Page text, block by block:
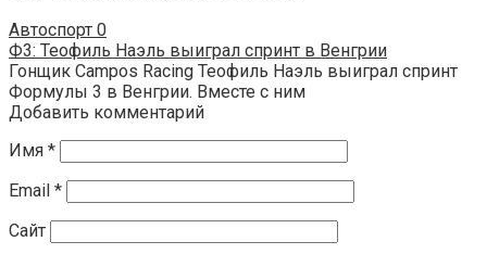
Автоспорт 0
Ф3: Теофиль Наэль выиграл спринт в Венгрии
Гонщик Campos Racing Теофиль Наэль выиграл спринт
Формулы 3 в Венгрии. Вместе с ним
Добавить комментарий
Имя *
Email *
Сайт